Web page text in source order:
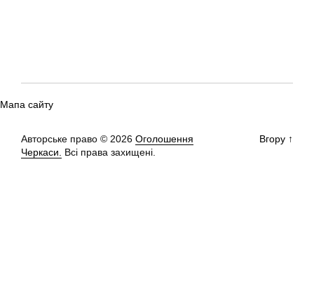
Мапа сайту
Авторське право © 2026 Оголошення
Черкаси. Всі права захищені.
Вгору ↑